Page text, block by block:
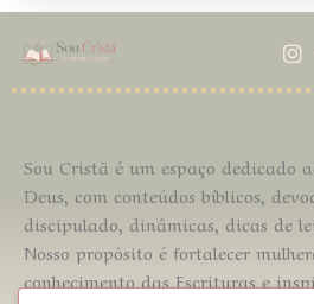
Sou Cristã é um espaço dedicado
Deus, com conteúdos bíblicos,
discipulado, dinâmicas, dicas de
Nosso propósito é fortalecer
conhecimento das Escrituras e